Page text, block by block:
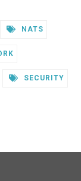
NATS
SECURITY